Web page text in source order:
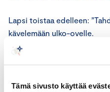
Tämä sivusto käyttää
Lapsi toistaa edelleen:
kävelemään ulko-ovelle.
Lopuksi mainoksessa
Ei enää pahoja hajuja, vain